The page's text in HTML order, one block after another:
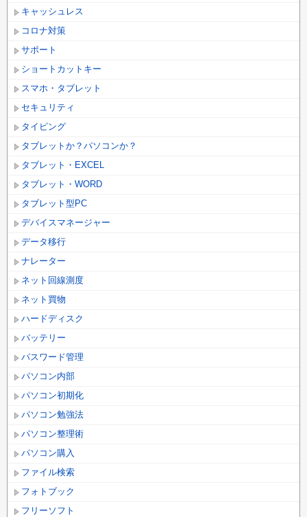
キャッシュレス
コロナ対策
サポート
ショートカットキー
スマホ・タブレット
セキュリティ
タイピング
タブレットか？パソコンか？
タブレット・EXCEL
タブレット・WORD
タブレット型PC
デバイスマネージャー
データ移行
ナレーター
ネット回線測度
ネット買物
ハードディスク
バッテリー
パスワード管理
パソコン内部
パソコン初期化
パソコン勉強法
パソコン整理術
パソコン購入
ファイル検索
フォトブック
フリーソフト